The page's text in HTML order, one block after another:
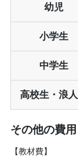
幼児
小学生
中学生
高校生・浪
その他の費用
【教材費】